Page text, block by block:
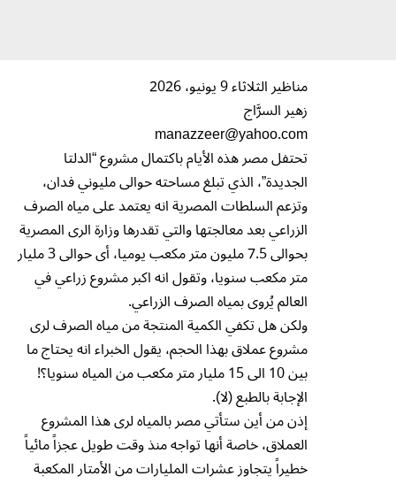
مناظير الثلاثاء 9 يونيو، 2026
زهير السرَّاج
manazzeer@yahoo.com
تحتفل مصر هذه الأيام باكتمال مشروع “الدلتا
الجديدة”، الذي تبلغ مساحته حوالى مليوني فدان،
وتزعم السلطات المصرية انه يعتمد على مياه الصرف
الزراعي بعد معالجتها والتي تقدرها وزارة الرى المصرية
بحوالى 7.5 مليون متر مكعب يوميا، أى حوالى 3 مليار
متر مكعب سنويا، وتقول انه اكبر مشروع زراعي في
العالم يُروى بمياه الصرف الزراعي.
ولكن هل تكفي الكمية المنتجة من مياه الصرف لرى
مشروع عملاق بهذا الحجم، يقول الخبراء انه يحتاج ما
بين 10 الى 15 مليار متر مكعب من المياه سنويا؟!
الإجابة بالطبع (لا).
إذن من أين ستأتي مصر بالمياه لرى هذا المشروع
العملاق، خاصة أنها تواجه منذ وقت طويل عجزاً مائياً
خطيراً يتجاوز عشرات المليارات من الأمتار المكعبة